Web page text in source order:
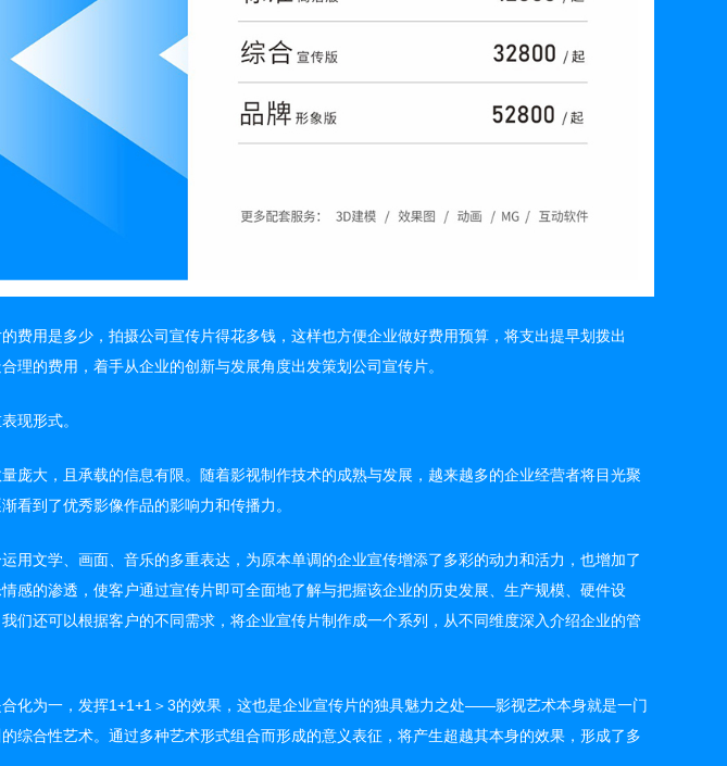
费用是多少，拍摄公司宣传片得花多钱，这样也方便企业做好费用预算，将支出提早划拨出
理的费用，着手从企业的创新与发展角度出发策划公司宣传片。
现形式。
庞大，且承载的信息有限。随着影视制作技术的成熟与发展，越来越多的企业经营者将目光聚
看到了优秀影像作品的影响力和传播力。
用文学、画面、音乐的多重表达，为原本单调的企业宣传增添了多彩的动力和活力，也增加了
感的渗透，使客户通过宣传片即可全面地了解与把握该企业的历史发展、生产规模、硬件设
们还可以根据客户的不同需求，将企业宣传片制作成一个系列，从不同维度深入介绍企业的管
化为一，发挥1+1+1＞3的效果，这也是企业宣传片的独具魅力之处——影视艺术本身就是一门
综合性艺术。通过多种艺术形式组合而形成的意义表征，将产生超越其本身的效果，形成了多